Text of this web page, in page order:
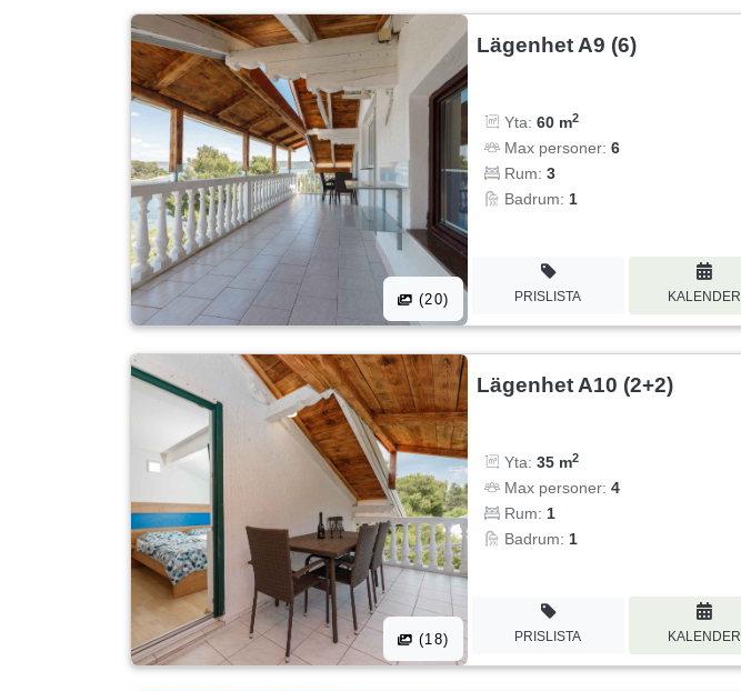
(20)
Lägenhet A9 (6)
Yta:60 m2
Max personer:6
Rum:3
Badrum: 1
PRISLISTA KALENDER
(18)
Lägenhet A10 (2+2)
Yta:35 m2
Max personer:4
Rum: 1
Badrum: 1
PRISLISTA KALENDER